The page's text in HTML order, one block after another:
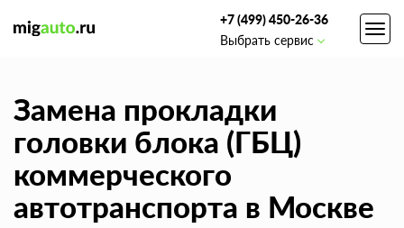
+7 (499) 450-26-36
Выбрать сервис
Замена прокладки
головки блока (ГБЦ)
коммерческого
автотранспорта в Москве